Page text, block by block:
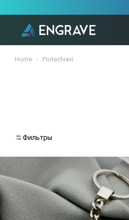
Home Portachiavi
Фильтры
Reset
Passo
2:
scegliere